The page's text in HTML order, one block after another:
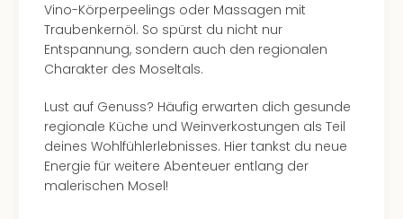
Vino-Körperpeelings oder Massagen mit
Traubenkernöl. So spürst du nicht nur
Entspannung, sondern auch den regionalen
Charakter des Moseltals.
Lust auf Genuss? Häufig erwarten dich gesunde
regionale Küche und Weinverkostungen als Teil
deines Wohlfühlerlebnisses. Hier tankst du neue
Energie für weitere Abenteuer entlang der
malerischen Mosel!